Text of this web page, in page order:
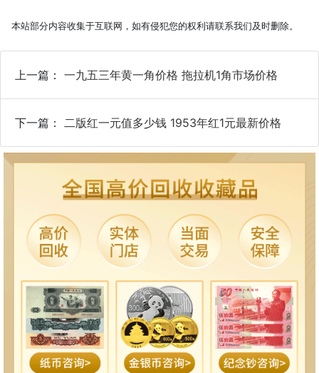
本站部分内容收集于互联网，如有侵犯您的权利请联系我们及时删除。
上一篇： 一九五三年黄一角价格 拖拉机1角市场价格
下一篇： 二版红一元值多少钱 1953年红1元最新价格